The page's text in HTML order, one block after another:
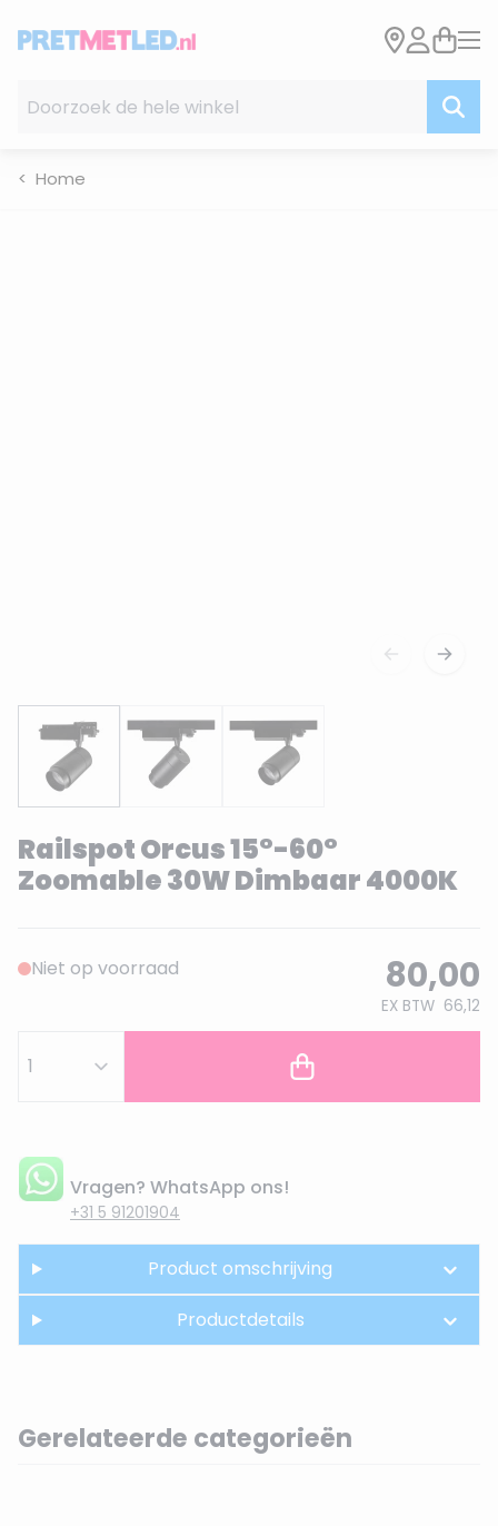
Home
Railspot Orcus 15°-60°
Zoomable 30W Dimbaar 4000K
Niet op voorraad 80,00
EX BTW 66,12
Vragen? WhatsApp ons!
+31 5 91201904
Product omschrijving
Productdetails
Gerelateerde categorieën